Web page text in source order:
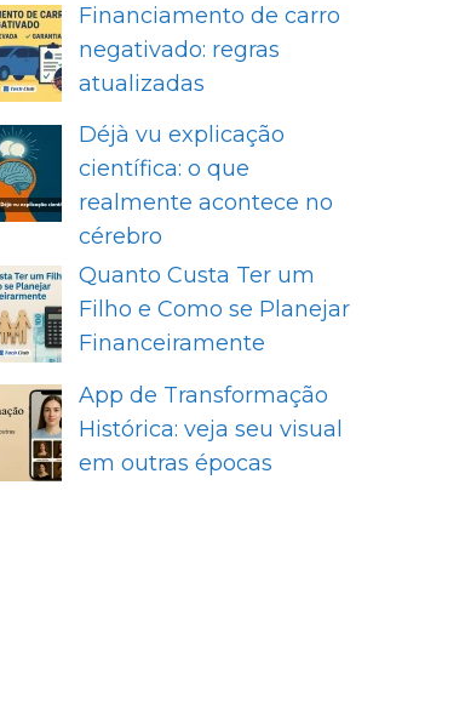
Financiamento de carro
negativado: regras
atualizadas
Déjà vu explicação
científica: o que
realmente acontece no
cérebro
Quanto Custa Ter um
Filho e Como se Planejar
Financeiramente
App de Transformação
Histórica: veja seu visual
em outras épocas